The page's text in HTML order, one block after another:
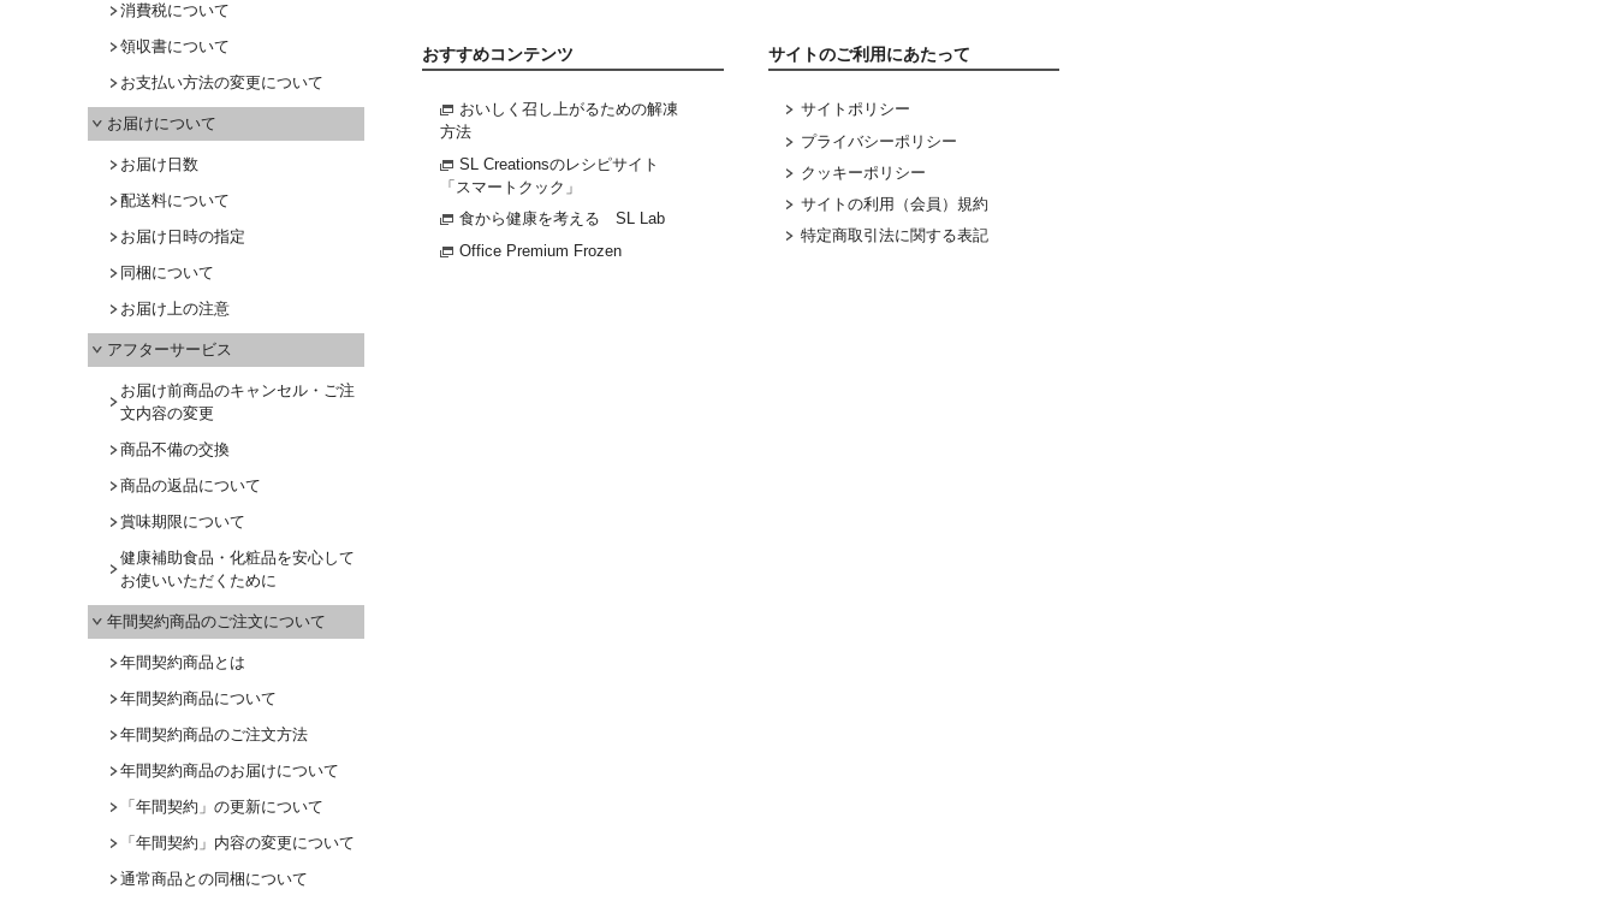
おすすめコンテンツ
おいしく召し上がるための解凍
方法
SL Creationsのレシピサイト
「スマートクック」
食から健康を考える SL Lab
Office Premium Frozen
サイトのご利用にあたって
サイトポリシー
プライバシーポリシー
クッキーポリシー
サイトの利用（会員）規約
特定商取引法に関する表記
消費税について
領収書について
お支払い方法の変更について
お届けについて
お届け日数
配送料について
お届け日時の指定
同梱について
お届け上の注意
アフターサービス
お届け前商品のキャンセル・ご注
文内容の変更
商品不備の交換
商品の返品について
賞味期限について
健康補助食品・化粧品を安心して
お使いいただくために
年間契約商品のご注文について
年間契約商品とは
年間契約商品について
年間契約商品のご注文方法
年間契約商品のお届けについて
「年間契約」の更新について
「年間契約」内容の変更について
通常商品との同梱について